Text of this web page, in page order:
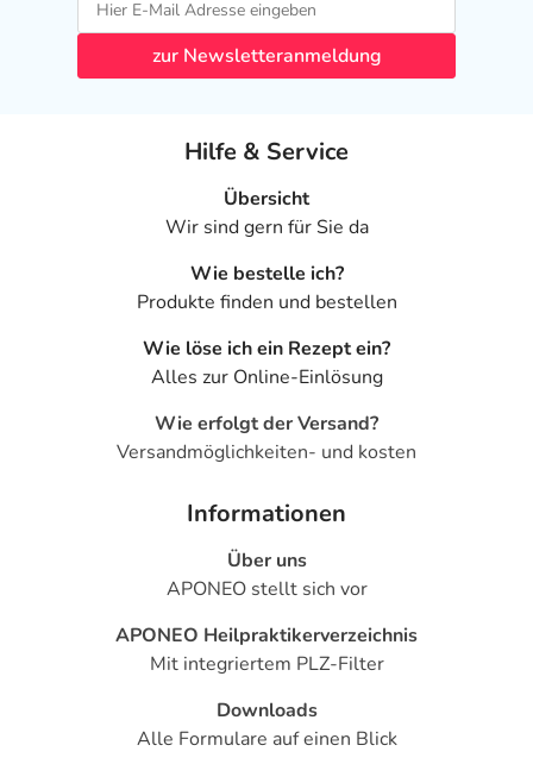
zur Newsletteranmeldung
Hilfe & Service
Übersicht
Wir sind gern für Sie da
Wie bestelle ich?
Produkte finden und bestellen
Wie löse ich ein Rezept ein?
Alles zur Online-Einlösung
Wie erfolgt der Versand?
Versandmöglichkeiten- und kosten
Informationen
Über uns
APONEO stellt sich vor
APONEO Heilpraktikerverzeichnis
Mit integriertem PLZ-Filter
Downloads
Alle Formulare auf einen Blick